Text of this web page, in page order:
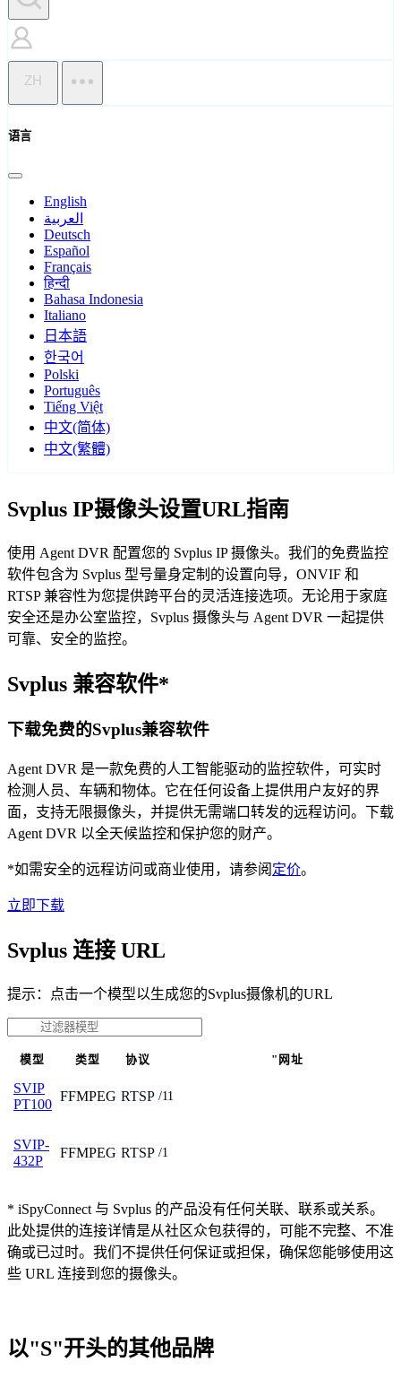
ZH
语言
English
العربية
Deutsch
Español
Français
हिन्दी
Bahasa Indonesia
Italiano
日本語
한국어
Polski
Português
Tiếng Việt
中文(简体)
中文(繁體)
Svplus IP摄像头设置URL指南
使用 Agent DVR 配置您的 Svplus IP 摄像头。我们的免费监控
软件包含为 Svplus 型号量身定制的设置向导，ONVIF 和
RTSP 兼容性为您提供跨平台的灵活连接选项。无论用于家庭
安全还是办公室监控，Svplus 摄像头与 Agent DVR 一起提供
可靠、安全的监控。
Svplus 兼容软件*
下载免费的Svplus兼容软件
Agent DVR 是一款免费的人工智能驱动的监控软件，可实时
检测人员、车辆和物体。它在任何设备上提供用户友好的界
面，支持无限摄像头，并提供无需端口转发的远程访问。下载
Agent DVR 以全天候监控和保护您的财产。
*如需安全的远程访问或商业使用，请参阅 定价。
立即下载
Svplus 连接 URL
提示：点击一个模型以生成您的Svplus摄像机的URL
模型 类型 协议 "网址
SVIP
PT100
FFMPEG RTSP /11
SVIP-
432P
FFMPEG RTSP /1
* iSpyConnect 与 Svplus 的产品没有任何关联、联系或关系。
此处提供的连接详情是从社区众包获得的，可能不完整、不准
确或已过时。我们不提供任何保证或担保，确保您能够使用这
些 URL 连接到您的摄像头。
以"S"开头的其他品牌